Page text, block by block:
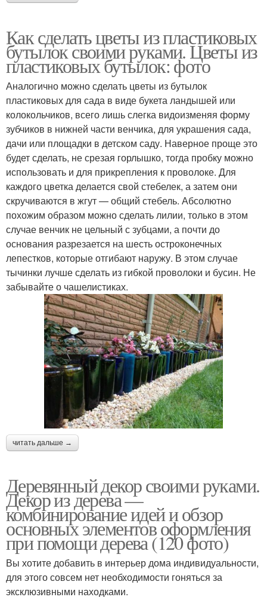
Как сделать цветы из пластиковых
бутылок своими руками. Цветы из
пластиковых бутылок: фото
Аналогично можно сделать цветы из бутылок
пластиковых для сада в виде букета ландышей или
колокольчиков, всего лишь слегка видоизменяя форму
зубчиков в нижней части венчика, для украшения сада,
дачи или площадки в детском саду. Наверное проще это
будет сделать, не срезая горлышко, тогда пробку можно
использовать и для прикрепления к проволоке. Для
каждого цветка делается свой стебелек, а затем они
скручиваются в жгут — общий стебель. Абсолютно
похожим образом можно сделать лилии, только в этом
случае венчик не цельный с зубцами, а почти до
основания разрезается на шесть остроконечных
лепестков, которые отгибают наружу. В этом случае
тычинки лучше сделать из гибкой проволоки и бусин. Не
забывайте о чашелистиках.
читать дальше →
Деревянный декор своими руками.
Декор из дерева —
комбинирование идей и обзор
основных элементов оформления
при помощи дерева (120 фото)
Вы хотите добавить в интерьер дома индивидуальности,
для этого совсем нет необходимости гоняться за
эксклюзивными находками.